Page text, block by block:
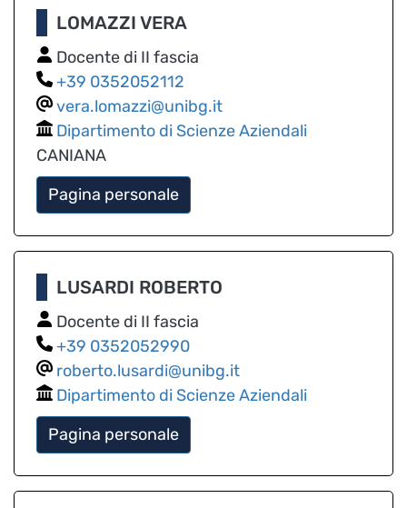
LOMAZZI VERA
Docente di II fascia
0352052112
vera.lomazzi@unibg.it
Dipartimento di Scienze Aziendali
CANIANA
Pagina personale
LUSARDI ROBERTO
Docente di II fascia
0352052990
roberto.lusardi@unibg.it
Dipartimento di Scienze Aziendali
Pagina personale